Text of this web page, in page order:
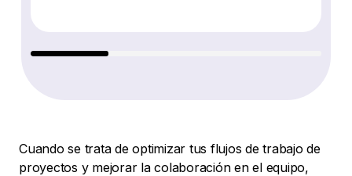
Cuando se trata de optimizar tus flujos de trabajo de
proyectos y mejorar la colaboración en el equipo,